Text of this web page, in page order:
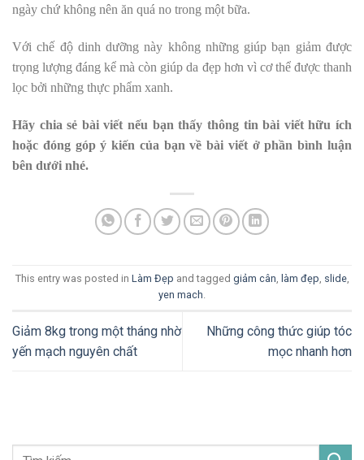
ngày chứ không nên ăn quá no trong một bữa.
Với chế độ dinh dưỡng này không những giúp bạn giảm được
trọng lượng đáng kể mà còn giúp da đẹp hơn vì cơ thể được thanh
lọc bởi những thực phẩm xanh.
Hãy chia sẻ bài viết nếu bạn thấy thông tin bài viết hữu ích
hoặc đóng góp ý kiến của bạn về bài viết ở phần bình luận
bên dưới nhé.
This entry was posted in Làm Đẹp and tagged giảm cân, làm đẹp, slide,
yen mach.
Giảm 8kg trong một tháng nhờ
yến mạch nguyên chất
Những công thức giúp tóc
mọc nhanh hơn